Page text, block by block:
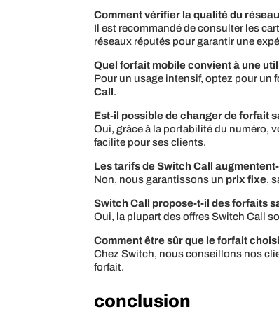
Comment vérifier la qualité du
Il est recommandé de consulter les
réseaux réputés pour garantir une
Quel forfait mobile convient à une
Pour un usage intensif, optez pour un
Call.
Est-il possible de changer de forfait
Oui, grâce à la portabilité du numéro,
facilite pour ses clients.
Les tarifs de Switch Call
Non, nous garantissons un prix fixe,
Switch Call propose-t-il des forfaits
Oui, la plupart des offres Switch Call
Comment être sûr que le forfait
Chez Switch, nous conseillons nos
forfait.
conclusion